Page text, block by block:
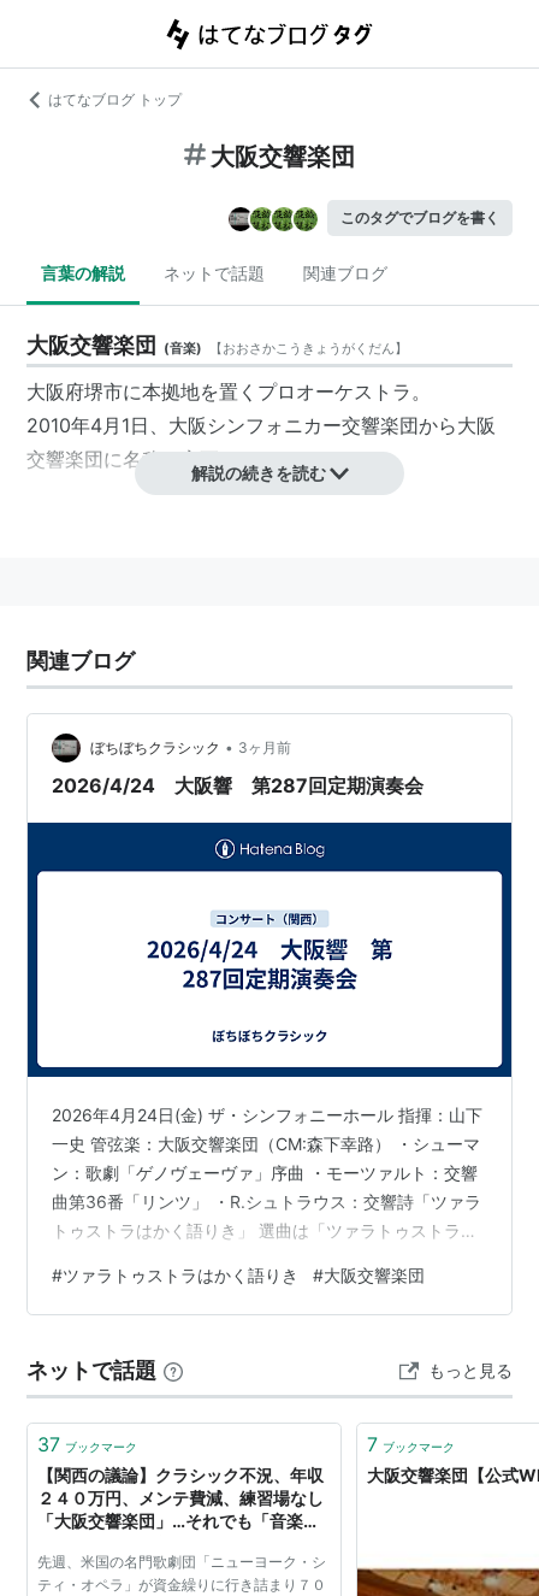
はてなブログ トップ
大阪交響楽団
このタグでブログを書く
言葉の解説 ネットで話題 関連ブログ
大阪交響楽団 (音楽) 【おおさかこうきょうがくだん】
大阪府堺市に本拠地を置くプロオーケストラ。
2010年4月1日、 大阪シンフォニカー交響楽団から大阪
交響楽団に名称を変更した。
解説の続きを読む
関連ブログ
ぼちぼちクラシック • 3ヶ月前
2026/4/24 大阪響 第287回定期演奏会
2026年4月24日(金) ザ・シンフォニーホール 指揮：山下
一史 管弦楽：大阪交響楽団（CM:森下幸路） ・シューマ
ン：歌劇「ゲノヴェーヴァ」序曲 ・モーツァルト：交響
曲第36番「リンツ」 ・R.シュトラウス：交響詩「ツァラ
トゥストラはかく語りき」 選曲は「ツァラトゥストラ」
たような演奏会。（山下さんも、”シェフからのメッセー
ジ”でちょこっとだけ触れていた。）シューマンは、山下
かったら、もしかしたら交響曲第２番をもってきていた
のかも！？ シューマン、あまり聴くことは無い曲だけ
ど、最後はC-…
#ツァラトゥストラはかく語りき #大阪交響楽団
ネットで話題 もっと見る
37 ブックマーク
【関西の議論】クラシック不況、年収
２４０万円、メンテ費減、練習場なし
「大阪交響楽団」…それでも「音楽で
（1/3ページ） - MSN産経west
先週、米国の名門歌劇団「ニューヨーク・シ
ティ・オペラ」が資金繰りに行き詰まり７０
7 ブックマーク
大阪交響楽団【公式